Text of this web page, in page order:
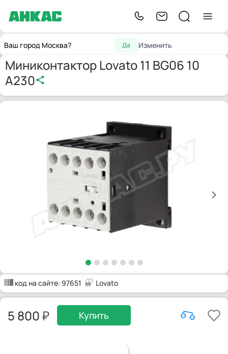
Ваш город Москва? Да Изменить
Главнаягорелок
ЭлектрокомпонентыBG06 10 A230
Миниконтактор Lovato 11 BG06 10
A230
код на сайте: 97651 Lovato
5 800 Купить